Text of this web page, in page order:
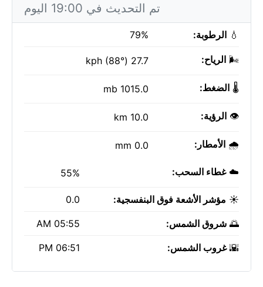
تم التحديث في 19:00 اليوم
💧 الرطوبة: 79%
🌬️ الرياح: 27.7 kph (88°)
🌡️ الضغط: 1015.0 mb
👁️ الرؤية: 10.0 km
🌧️ الأمطار: 0.0 mm
☁️غطاء السحب: 55%
☀️ مؤشر الأشعة فوق البنفسجية: 0.0
🌅 شروق الشمس: 05:55 AM
🌇غروب الشمس: 06:51 PM